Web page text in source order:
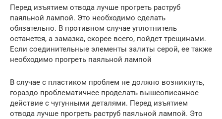
Перед изъятием отвода лучше прогреть раструб
паяльной лампой. Это необходимо сделать
обязательно. В противном случае уплотнитель
останется, а замазка, скорее всего, пойдет трещинами.
Если соединительные элементы залиты серой, ее также
необходимо прогреть паяльной лампой
В случае с пластиком проблем не должно возникнуть,
гораздо проблематичнее проделать вышеописанное
действие с чугунными деталями. Перед изъятием
отвода лучше прогреть раструб паяльной лампой. Это